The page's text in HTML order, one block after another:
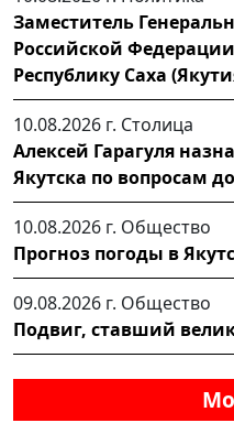
Заместитель
Российской
Республику Саха
10.08.2026 г. Столица
Алексей Гарагуля
Якутска по вопросам
10.08.2026 г. Общество
Прогноз погоды в
09.08.2026 г. Общество
Подвиг, ставший